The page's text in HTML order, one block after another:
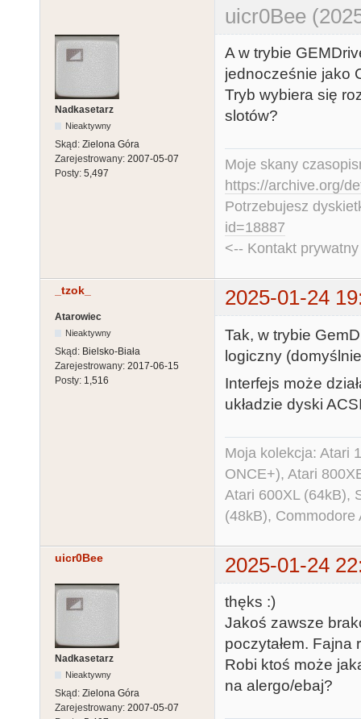
uicr0Bee
Nadkasetarz
Nieaktywny
Skąd: Zielona Góra
Zarejestrowany: 2007-05-07
Posty: 5,497
A w trybie
jednocześnie jako
Tryb wybiera się
slotów?
Moje skany
https://archive.org/
Potrzebujesz
id=18887
<-- Kontakt
_tzok_ 2025-01-24
Atarowiec
Nieaktywny
Skąd: Bielsko-Biała
Zarejestrowany: 2017-06-15
Posty: 1,516
Tak, w trybie
logiczny
Interfejs może
układzie dyski
Moja kolekcja: Atari
ONCE+), Atari
Atari 600XL (64kB),
(48kB),
uicr0Bee 2025-01-24
Nadkasetarz
Nieaktywny
Skąd: Zielona Góra
Zarejestrowany: 2007-05-07
thęks :)
Jakoś zawsze
poczytałem. Fajna
Robi ktoś może
na alergo/ebaj?